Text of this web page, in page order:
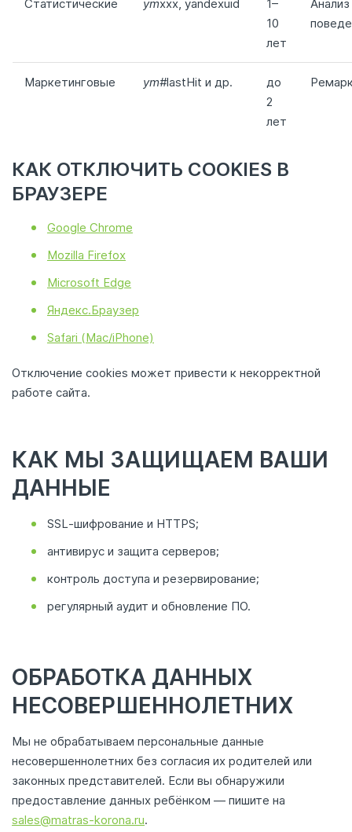
Статистические ymxxx, yandexuid
1–
10
лет
Анализ
Маркетинговые ym#lastHit и др.
до
2
лет
КАК ОТКЛЮЧИТЬ COOKIES В
БРАУЗЕРЕ
Google Chrome
Mozilla Firefox
Microsoft Edge
Яндекс.Браузер
Safari (Mac/iPhone)
Отключение cookies может привести к некорректной
работе сайта.
КАК МЫ ЗАЩИЩАЕМ ВАШИ
ДАННЫЕ
SSL‑шифрование и HTTPS;
антивирус и защита серверов;
контроль доступа и резервирование;
регулярный аудит и обновление ПО.
ОБРАБОТКА ДАННЫХ
НЕСОВЕРШЕННОЛЕТНИХ
Мы не обрабатываем персональные данные
несовершеннолетних без согласия их родителей или
законных представителей. Если вы обнаружили
предоставление данных ребёнком — пишите на
sales@matras-korona.ru.